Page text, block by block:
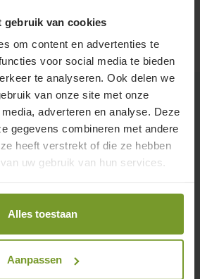
gebruik van cookies
om content en advertenties te
voor social media te bieden
te analyseren. Ook delen we
van onze site met onze
adverteren en analyse. Deze
gegevens combineren met andere
heeft verstrekt of die ze hebben
uw gebruik van hun services.
Alles toestaan
Aanpassen
A24/W26